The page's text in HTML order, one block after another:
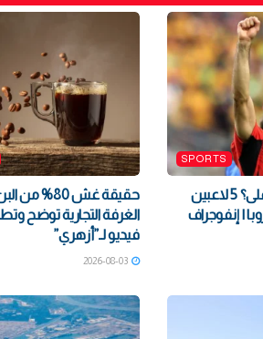
SPORTS
من سيكون الصفقة الأغلى؟ 5 لاعبين
| إنفوجراف
حقيقة غش
الغرفة التجارية توضح
فيديو لـ”أزهري”
2026-08-03